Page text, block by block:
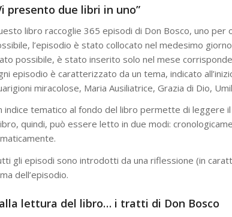
presento due libri in uno”
libro raccoglie 365 episodi di Don Bosco, uno per
l’episodio è stato collocato nel medesimo
possibile, è stato inserito solo nel mese
episodio è caratterizzato da un tema, indicato
miracolose, Maria Ausiliatrice, Grazia di Dio,
indice tematico al fondo del libro permette di leggere
quindi, può essere letto in due modi:
gli episodi sono introdotti da una riflessione (in
dell’episodio.
lettura del libro… i tratti di Don Bosco